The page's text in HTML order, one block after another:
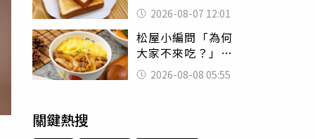
「1餐只吃1片吐
司」 半年後暴瘦
嚇壞女兒
2026-08-07 12:01
松屋小編問「為何
大家不來吃？」
一票人點出3大問
題：滿手好牌打到
2026-08-08 05:55
關鍵熱搜